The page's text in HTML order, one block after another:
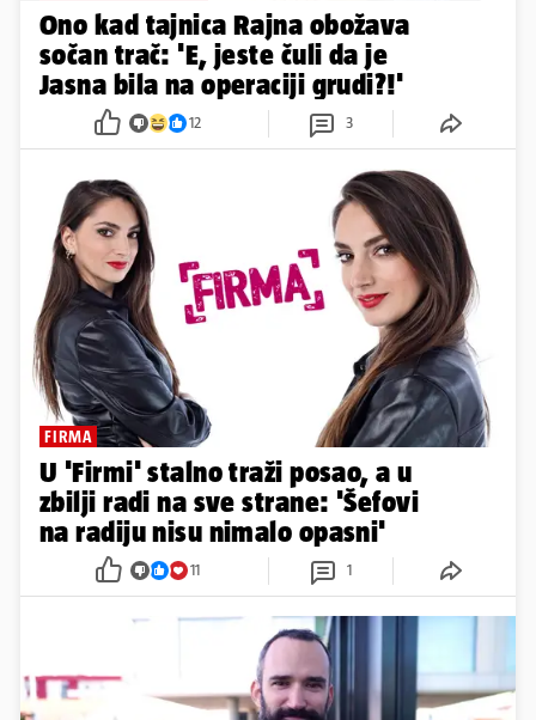
Ono kad tajnica Rajna obožava
sočan trač: 'E, jeste čuli da je
Jasna bila na operaciji grudi?!'
12 3
FIRMA
U 'Firmi' stalno traži posao, a u
zbilji radi na sve strane: 'Šefovi
na radiju nisu nimalo opasni'
11 1